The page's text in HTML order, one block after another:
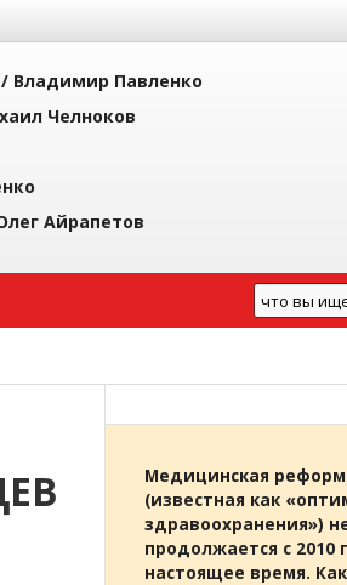
Владимир Павленко
Челноков
Айрапетов
Медицинская
(известная как
здравоохранения»)
продолжается с 2010
настоящее время.